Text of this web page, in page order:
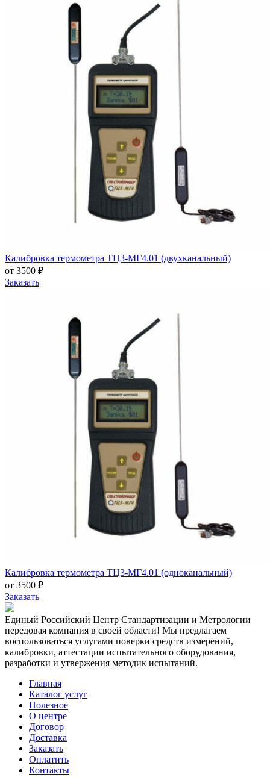
Калибровка термометра ТЦ3-МГ4.01 (двухканальный)
от 3500 ₽
Заказать
Калибровка термометра ТЦ3-МГ4.01 (одноканальный)
от 3500 ₽
Заказать
Единый Российский Центр Стандартизации и Метрологии
передовая компания в своей области! Мы предлагаем
воспользоваться услугами поверки средств измерений,
калибровки, аттестации испытательного оборудования,
разработки и утвержения методик испытаний.
Главная
Каталог услуг
Полезное
О центре
Договор
Доставка
Заказать
Оплатить
Контакты